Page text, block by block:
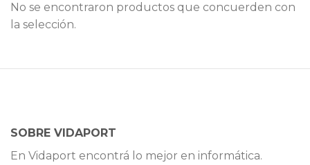
No se encontraron productos que concuerden con
la selección.
SOBRE VIDAPORT
En Vidaport encontrá lo mejor en informática.